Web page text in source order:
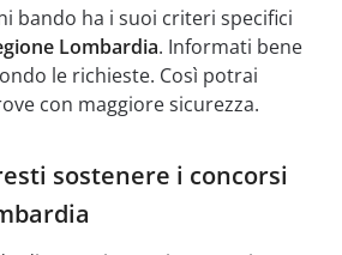
bando ha i suoi criteri specifici
Lombardia. Informati bene
le richieste. Così potrai
con maggiore sicurezza.
sostenere i concorsi